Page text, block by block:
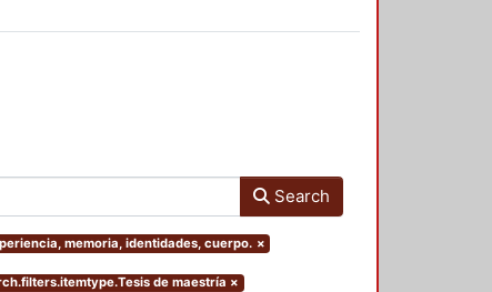
Search
memoria, identidades, cuerpo. ×
de maestría ×